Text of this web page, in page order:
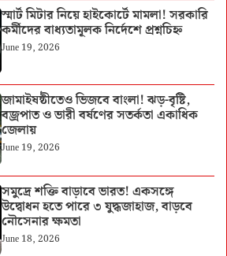
স্মার্ট মিটার নিয়ে হাইকোর্টে মামলা! সরকারি
কর্মীদের বাধ্যতামূলক নির্দেশে প্রশ্নচিহ্ন
June 19, 2026
জামাইষষ্ঠীতেও ভিজবে বাংলা! ঝড়-বৃষ্টি,
বজ্রপাত ও ভারী বর্ষণের সতর্কতা একাধিক
জেলায়
June 19, 2026
সমুদ্রে শক্তি বাড়াবে ভারত! একসঙ্গে
উদ্বোধন হতে পারে ৩ যুদ্ধজাহাজ, বাড়বে
নৌসেনার ক্ষমতা
June 18, 2026